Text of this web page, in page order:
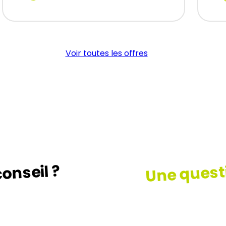
EXPERIMENTE
Voir toutes les offres
? Une